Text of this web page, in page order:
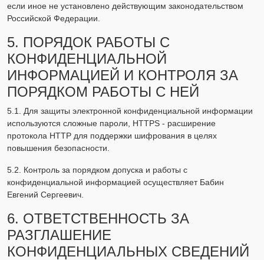
если иное не установлено действующим законодательством
Российской Федерации.
5. ПОРЯДОК РАБОТЫ С
КОНФИДЕНЦИАЛЬНОЙ
ИНФОРМАЦИЕЙ И КОНТРОЛЯ ЗА
ПОРЯДКОМ РАБОТЫ С НЕЙ
5.1. Для защиты электронной конфиденциальной информации
используются сложные пароли, HTTPS - расширение
протокола HTTP для поддержки шифрования в целях
повышения безопасности.
5.2. Контроль за порядком допуска и работы с
конфиденциальной информацией осуществляет Бабин
Евгений Сергеевич.
6. ОТВЕТСТВЕННОСТЬ ЗА
РАЗГЛАШЕНИЕ
КОНФИДЕНЦИАЛЬНЫХ СВЕДЕНИЙ